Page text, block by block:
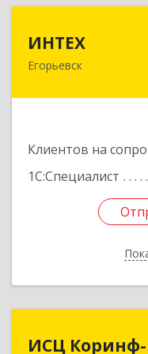
ИНТЕХ
Егорьевск
Клиентов на
1С:Специалист
140300,
ИСЦ